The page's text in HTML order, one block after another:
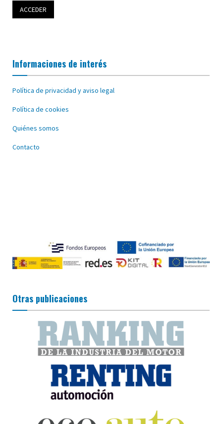
Informaciones de interés
Política de privacidad y aviso legal
Política de cookies
Quiénes somos
Contacto
Otras publicaciones